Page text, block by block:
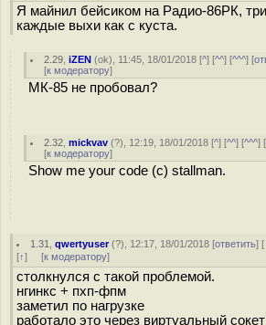
Я майнил бейсиком на Радио-86РК,
каждые выхи как с куста.
2.29 ,iZEN (ok), 11:45, 18/01/2018 [^] [^^] [^^^] [
[к модератору]
МК-85 не пробовал?
2.32 ,mickvav (?), 12:19, 18/01/2018 [^] [^^] [^^^] [
[к модератору]
Show me your code (c) stallman.
1.31 ,qwertyuser(?), 12:17, 18/01/2018 [ответить] [
[↑] [к модератору]
столкнулся с такой проблемой.
нгинкс + пхп-фпм
заметил по нагрузке
работало это через виртуальный